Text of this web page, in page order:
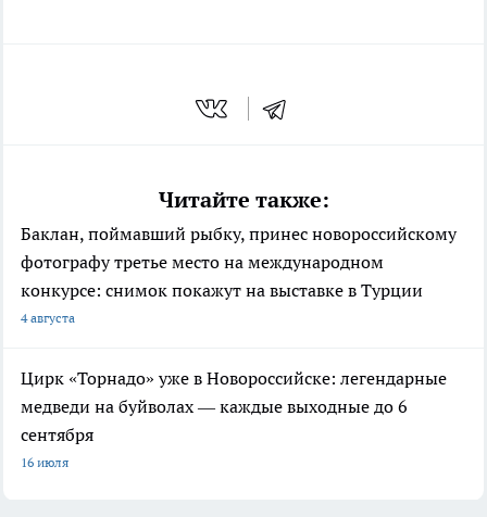
Читайте также:
Баклан, поймавший рыбку, принес новороссийскому
фотографу третье место на международном
конкурсе: снимок покажут на выставке в Турции
4 августа
Цирк «Торнадо» уже в Новороссийске: легендарные
медведи на буйволах — каждые выходные до 6
сентября
16 июля